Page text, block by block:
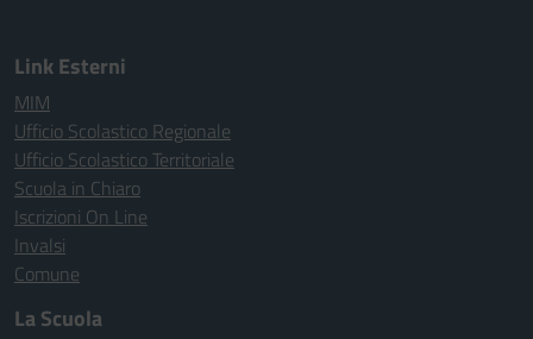
Link Esterni
MIM
Ufficio Scolastico Regionale
Ufficio Scolastico Territoriale
Scuola in Chiaro
Iscrizioni On Line
Invalsi
Comune
La Scuola